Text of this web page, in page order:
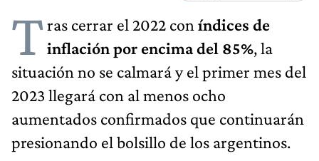
Tras cerrar el 2022 con índices de
inflación por encima del 85%, la
situación no se calmará y el primer mes del
2023 llegará con al menos ocho
aumentados confirmados que continuarán
presionando el bolsillo de los argentinos.